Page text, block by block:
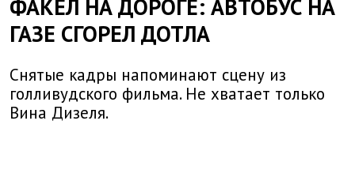
ФАКЕЛ НА ДОРОГЕ: АВТОБУС НА
ГАЗЕ СГОРЕЛ ДОТЛА
Снятые кадры напоминают сцену из
голливудского фильма. Не хватает только
Вина Дизеля.